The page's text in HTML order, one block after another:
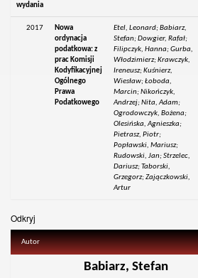
wydania
2017
Nowa
ordynacja
podatkowa: z
prac Komisji
Kodyfikacyjnej
Ogólnego
Prawa
Podatkowego
Etel, Leonard; Babiarz,
Stefan; Dowgier, Rafał;
Filipczyk, Hanna; Gurba,
Włodzimierz; Krawczyk,
Ireneusz; Kuśnierz,
Wiesław; Łoboda,
Marcin; Nikończyk,
Andrzej; Nita, Adam;
Ogrodowczyk, Bożena;
Olesińska, Agnieszka;
Pietrasz, Piotr;
Popławski, Mariusz;
Rudowski, Jan; Strzelec,
Dariusz; Taborski,
Grzegorz; Zajączkowski,
Artur
Odkryj
Autor
Babiarz, Stefan